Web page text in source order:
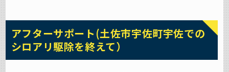
アフターサポート(土佐市宇佐町宇佐での
シロアリ駆除を終えて）